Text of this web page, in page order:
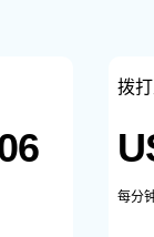
拨
每分